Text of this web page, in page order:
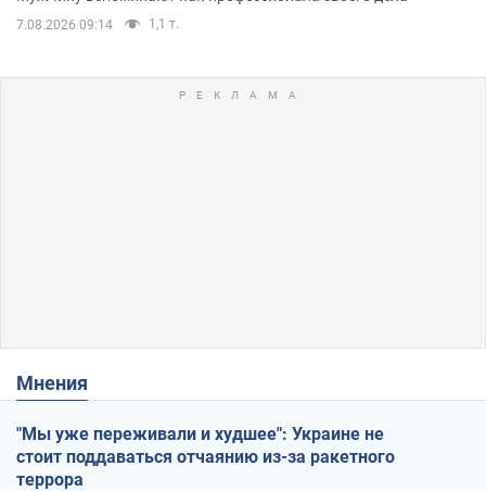
7.08.2026 09:14 1,1 т.
Мнения
"Мы уже переживали и худшее": Украине не
стоит поддаваться отчаянию из-за ракетного
террора